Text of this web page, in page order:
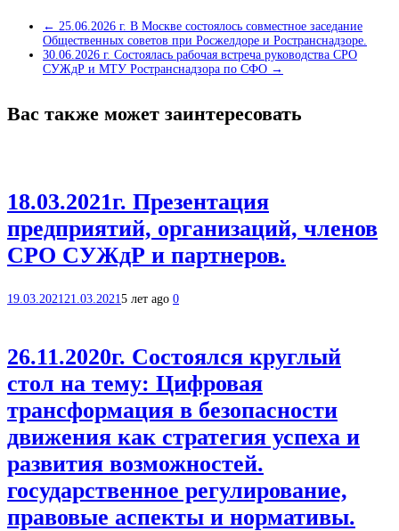
← 25.06.2026 г. В Москве состоялось совместное заседание
Общественных советов при Росжелдоре и Ространснадзоре.
30.06.2026 г. Состоялась рабочая встреча руководства СРО
СУЖдР и МТУ Ространснадзора по СФО →
Вас также может заинтересовать
18.03.2021г. Презентация
предприятий, организаций, членов
СРО СУЖдР и партнеров.
19.03.202121.03.20215 лет ago 0
26.11.2020г. Состоялся круглый
стол на тему: Цифровая
трансформация в безопасности
движения как стратегия успеха и
развития возможностей.
государственное регулирование,
правовые аспекты и нормативы.